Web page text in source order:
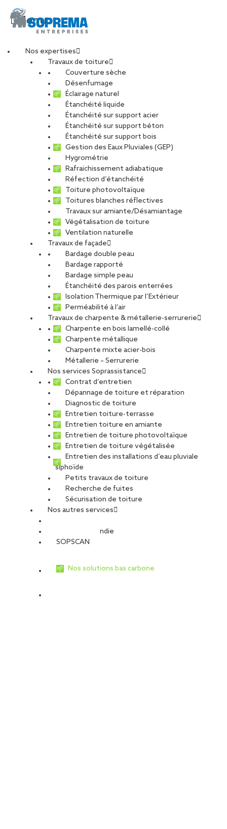
Menu
Nos expertises
Travaux de toiture
Couverture sèche
Désenfumage
Éclairage naturel
Étanchéité liquide
Étanchéité sur support acier
Étanchéité sur support béton
Étanchéité sur support bois
Gestion des Eaux Pluviales (GEP)
Hygrométrie
Rafraichissement adiabatique
Réfection d’étanchéité
Toiture photovoltaïque
Toitures blanches réflectives
Travaux sur amiante/Désamiantage
Végétalisation de toiture
Ventilation naturelle
Travaux de façade
Bardage double peau
Bardage rapporté
Bardage simple peau
Étanchéité des parois enterrées
Isolation Thermique par l’Extérieur
Perméabilité à l’air
Travaux de charpente & métallerie-serrurerie
Charpente en bois lamellé-collé
Charpente métallique
Charpente mixte acier-bois
Métallerie – Serrurerie
Nos services Soprassistance
Contrat d’entretien
Dépannage de toiture et réparation
Diagnostic de toiture
Entretien toiture-terrasse
Entretien toiture en amiante
Entretien de toiture photovoltaïque
Entretien de toiture végétalisée
Entretien des installations d’eau pluviale
siphoïde
Petits travaux de toiture
Recherche de fuites
Sécurisation de toiture
Nos autres services
Sécurité Incendie
SOPSCAN
Nos solutions bas carbone
20230320_144120-
min
PARTAGER
13 janvier 2025